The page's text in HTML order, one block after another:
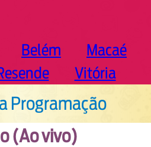
Belém
Macaé
Vitória
Programação
(Ao vivo)